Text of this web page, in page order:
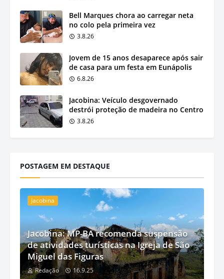
Bell Marques chora ao carregar neta
no colo pela primeira vez
3.8.26
Jovem de 15 anos desaparece após sair
de casa para um festa em Eunápolis
6.8.26
Jacobina: Veículo desgovernado
destrói proteção de madeira no Centro
3.8.26
POSTAGEM EM DESTAQUE
Jacobina
Jacobina: MP-BA recomenda suspensão
de atividades turísticas na Igreja de São
Miguel das Figuras
Redação 16.9.25